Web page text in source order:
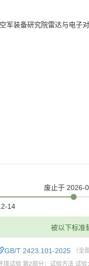
空军装备研究院雷达与电子
14
废止于 2026-
被以下标准
GB/T 2423.101-2025 （全
境试验 第2部分：试验方法 试